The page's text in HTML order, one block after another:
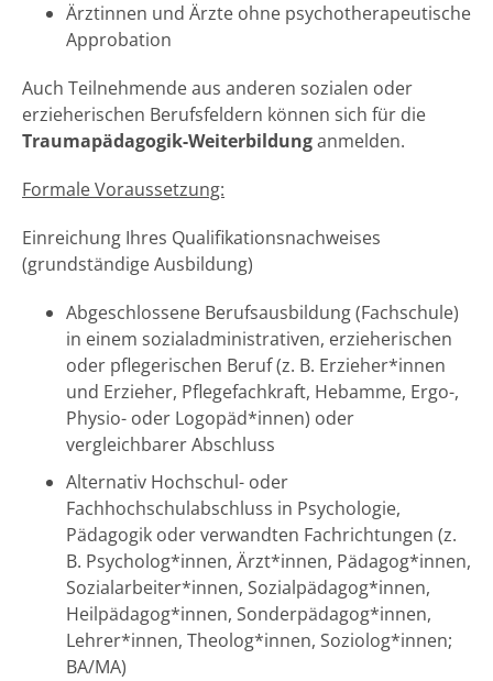
Ärztinnen und Ärzte ohne psychotherapeutische
Approbation
Auch Teilnehmende aus anderen sozialen oder
erzieherischen Berufsfeldern können sich für die
Traumapädagogik-Weiterbildunganmelden.
Formale Voraussetzung:
Einreichung Ihres Qualifikationsnachweises
(grundständige Ausbildung)
Abgeschlossene Berufsausbildung (Fachschule)
in einem sozialadministrativen, erzieherischen
oder pflegerischen Beruf (z. B. Erzieher*innen
und Erzieher, Pflegefachkraft, Hebamme, Ergo-,
Physio- oder Logopäd*innen) oder
vergleichbarer Abschluss
Alternativ Hochschul- oder
Fachhochschulabschluss in Psychologie,
Pädagogik oder verwandten Fachrichtungen (z.
B. Psycholog*innen, Ärzt*innen, Pädagog*innen,
Sozialarbeiter*innen, Sozialpädagog*innen,
Heilpädagog*innen, Sonderpädagog*innen,
Lehrer*innen, Theolog*innen, Soziolog*innen;
BA/MA)